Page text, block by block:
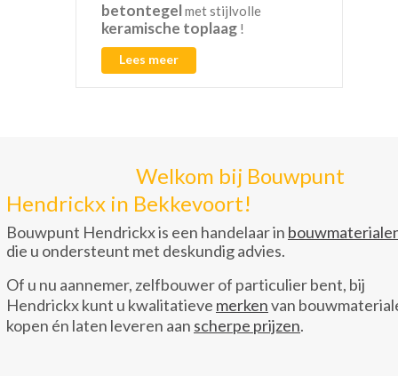
betontegelmet stijlvolle
keramische toplaag !
Lees meer
Welkom bij Bouwpunt
Hendrickx in Bekkevoort!
Bouwpunt Hendrickx is een handelaar in
die u ondersteunt met deskundig advies.
Of u nu aannemer, zelfbouwer of particulier bent, bij
Hendrickx kunt u kwalitatieve merkenvan
kopen én laten leveren aan scherpe prijzen.